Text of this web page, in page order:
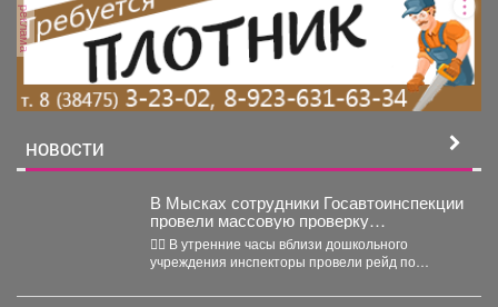
реклама
НОВОСТИ
В Мысках сотрудники Госавтоинспекции
провели массовую проверку
соблюдения правил перевозки юных
пассажиров
👮‍♂ В утренние часы вблизи дошкольного
учреждения инспекторы провели рейд по